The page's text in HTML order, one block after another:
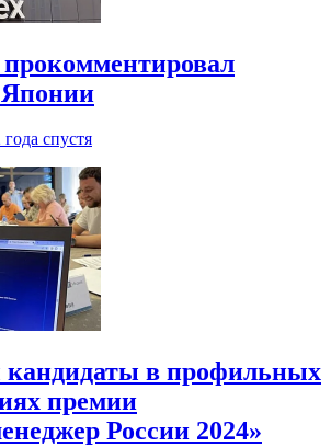
прокомментировал
года спустя
в профильных
премии
России 2024»